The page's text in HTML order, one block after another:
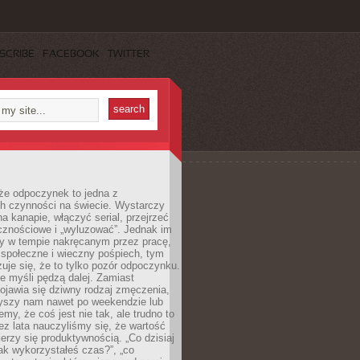
FACEBOOK TWITTER
odpoczynek to jedna z
czynności na świecie. Wystarczy
kanapie, włączyć serial, przejrzeć
i „wyluzować”. Jednak im
w tempie nakręcanym przez pracę,
i wieczny pośpiech, tym
się, że to tylko pozór odpoczynku.
myśli pędzą dalej. Zamiast
się dziwny rodzaj zmęczenia,
nam nawet po weekendzie lub
że coś jest nie tak, ale trudno to
lata nauczyliśmy się, że wartość
się produktywnością. „Co dzisiaj
wykorzystałeś czas?”, „co